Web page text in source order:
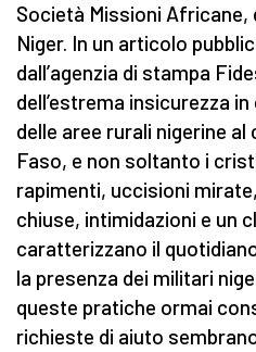
Società Missioni Africane,
Niger. In un articolo
dall’agenzia di stampa
dell’estrema insicurezza
delle aree rurali nigerine
Faso, e non soltanto i
rapimenti, uccisioni
chiuse, intimidazioni e un
caratterizzano il
la presenza dei militari
queste pratiche ormai
richieste di aiuto